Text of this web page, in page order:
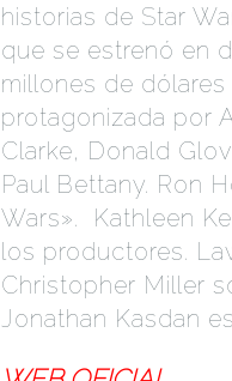
historias de Star
que se estrenó en
millones de
protagonizada por
Clarke, Donald
Paul Bettany. Ron
Wars». Kathleen
los productores.
Christopher Miller
Jonathan Kasdan